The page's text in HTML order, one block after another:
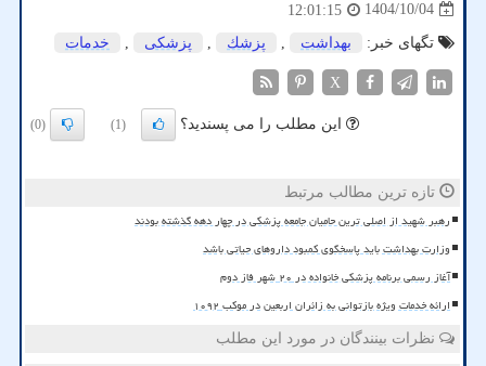
1404/10/04
12:01:15
تگهای خبر:
بهداشت , پزشك , پزشكی , خدمات
X
این مطلب را می پسندید؟ (1)
(0)
تازه ترین مطالب مرتبط
رهبر شهید از اصلی ترین حامیان جامعه پزشکی در چهار دهه گذشته بودند
وزارت بهداشت باید پاسخگوی کمبود داروهای حیاتی باشد
آغاز رسمی برنامه پزشکی خانواده در ۲۰ شهر فاز دوم
ارائه خدمات ویژه بازتوانی به زائران اربعین در موکب ۱۰۹۲
نظرات بینندگان در مورد این مطلب